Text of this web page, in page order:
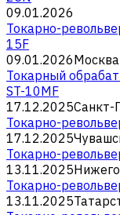
09.01.2026
Токарно-
15F
09.01.2026Москва
Токарный
ST-10MF
17.12.2025Санкт-
Токарно-
17.12.2025
Токарно-
13.11.2025
Токарно-
13.11.2025